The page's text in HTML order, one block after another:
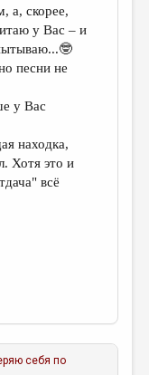
а, скорее,
у Вас – и
песни не
у Вас
находка,
Хотя это и
всё
себя по